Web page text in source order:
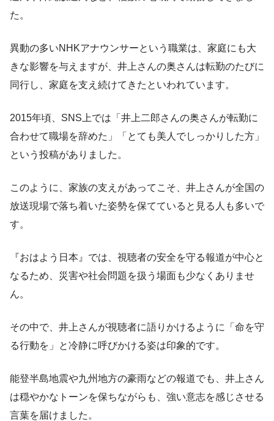
た。
異動の多いNHKアナウンサーという職業は、家庭にも大
きな影響を与えますが、井上さんの奥さんは転勤のたびに
同行し、家庭を支え続けてきたといわれています。
2015年頃、SNS上では「井上二郎さんの奥さんが転勤に
合わせて職場を辞めた」「とても美人でしっかりした方」
という投稿がありました。
このように、家族の支えがあってこそ、井上さんが全国の
放送現場で落ち着いた姿勢を保てていると見る人も多いで
す。
『おはよう日本』では、視聴者の安全を守る報道が中心と
なるため、災害や社会問題を扱う場面も少なくありませ
ん。
その中で、井上さんが視聴者に語りかけるように「命を守
る行動を」と冷静に呼びかける姿は印象的です。
能登半島地震や九州地方の豪雨などの報道でも、井上さん
は穏やかなトーンを保ちながらも、強い意志を感じさせる
言葉を届けました。